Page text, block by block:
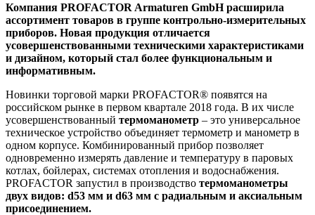
Компания PROFACTOR Armaturen GmbH расширила
ассортимент товаров в группе контрольно-измерительных
приборов. Новая продукция отличается
усовершенствованными техническими характеристиками
и дизайном, который стал более функциональным и
информативным.
Новинки торговой марки PROFACTOR® появятся на
российском рынке в первом квартале 2018 года. В их числе
усовершенствованный термоманометр – это универсальное
техническое устройство объединяет термометр и манометр в
одном корпусе. Комбинированный прибор позволяет
одновременно измерять давление и температуру в паровых
котлах, бойлерах, системах отопления и водоснабжения.
PROFACTOR запустил в производство термоманометры
двух видов: d53 мм и d63 мм с радиальным и аксиальным
присоединением.